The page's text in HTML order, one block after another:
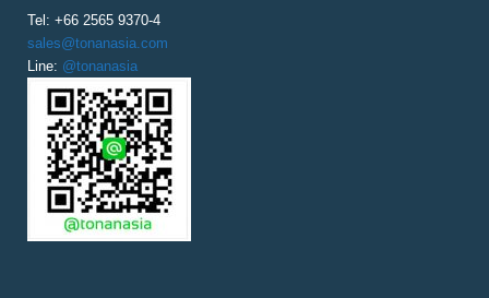
Tel: +66 2565 9370-4
sales@tonanasia.com
Line: @tonanasia